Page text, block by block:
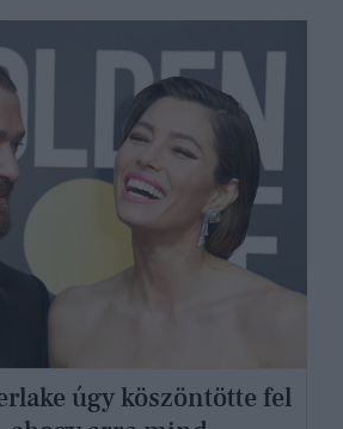
úgy köszöntötte fel